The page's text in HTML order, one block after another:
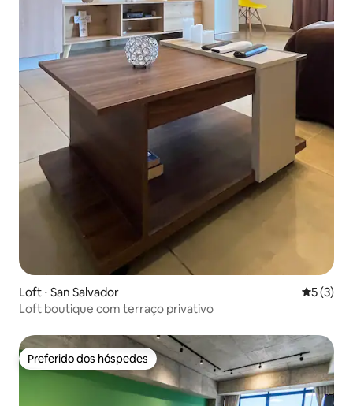
Loft ⋅ San Salvador 5 de
5 (3)
Loft boutique com terraço privativo
Preferido dos hóspedes
Preferido dos hóspedes